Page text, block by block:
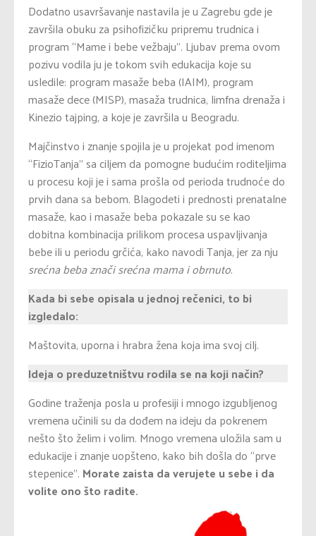
Dodatno usavršavanje nastavila je u Zagrebu gde je
završila obuku za psihofizičku pripremu trudnica i
program “Mame i bebe vežbaju”. Ljubav prema ovom
pozivu vodila ju je tokom svih edukacija koje su
usledile: program masaže beba (IAIM), program
masaže dece (MISP), masaža trudnica, limfna drenaža i
Kinezio tajping, a koje je završila u Beogradu.
Majčinstvo i znanje spojila je u projekat pod imenom
“FizioTanja” sa ciljem da pomogne budućim roditeljima
u procesu koji je i sama prošla od perioda trudnoće do
prvih dana sa bebom. Blagodeti i prednosti prenatalne
masaže, kao i masaže beba pokazale su se kao
dobitna kombinacija prilikom procesa uspavljivanja
bebe ili u periodu grčića, kako navodi Tanja, jer za nju
srećna beba znači srećna mama i obrnuto.
Kada bi sebe opisala u jednoj rečenici, to bi
izgledalo:
Maštovita, uporna i hrabra žena koja ima svoj cilj.
Ideja o preduzetništvu rodila se na koji način?
Godine traženja posla u profesiji i mnogo izgubljenog
vremena učinili su da dođem na ideju da pokrenem
nešto što želim i volim. Mnogo vremena uložila sam u
edukacije i znanje uopšteno, kako bih došla do “prve
stepenice”. Morate zaista da verujete u sebe i da
volite ono što radite.